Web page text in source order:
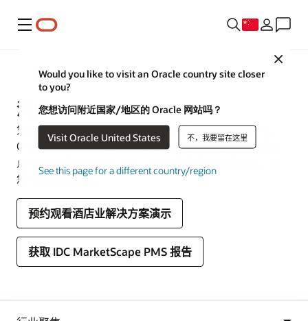
菜单
Close
Would you like to visit an Oracle country site closer
to you?
您想访问附近国家/地区的 Oracle 网站吗？
Visit Oracle United States 不，我要留在这里
See this page for a different country/region
行业
酒店业
凭借从大堂到后台的高效运营，赢得宾客的忠诚支持。
Oracle Hospitality 技术将活动销售、客房、管理和销售
点 (POS) 系统连接在一起，提供您需要的集成功能，助
您打造卓越体验。
预约观看酒店业解决方案演示
获取 IDC MarketScape PMS 报告